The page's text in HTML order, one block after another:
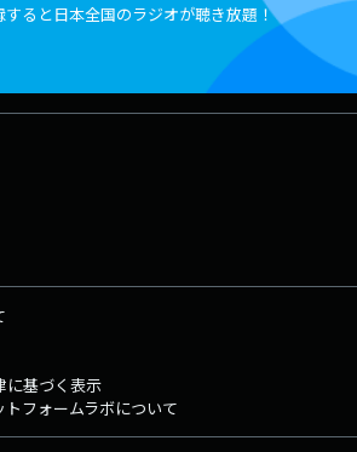
ると日本全国のラジオが聴き放題！
に基づく表示
フォームラボについて